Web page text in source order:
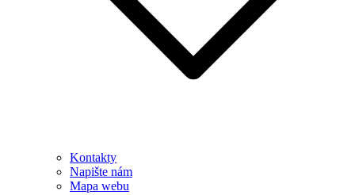
Kontakty
Napište nám
Mapa webu